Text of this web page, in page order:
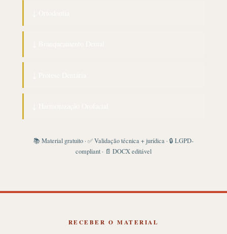
📚 Material gratuito · ✅ Validação técnica + jurídica · 🔒 LGPD-
compliant · 📄 DOCX editável
RECEBER O MATERIAL